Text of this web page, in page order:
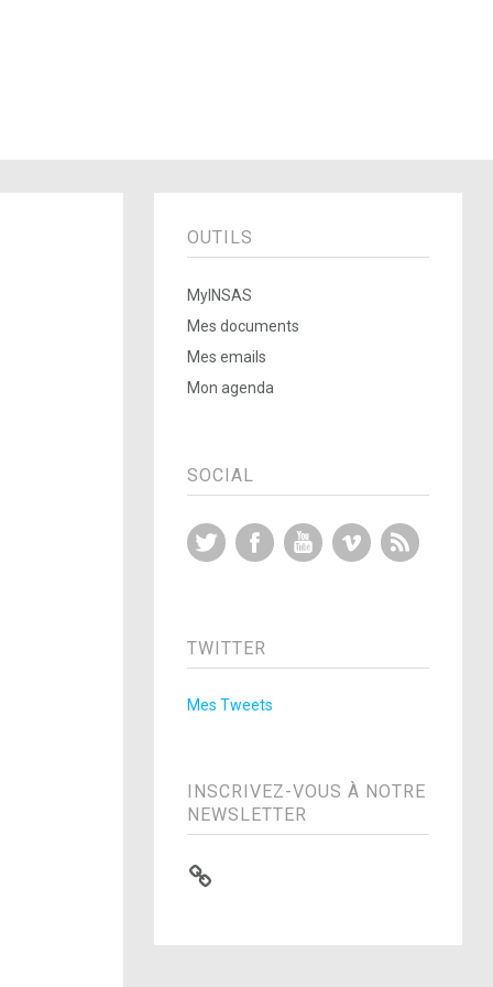
OUTILS
MyINSAS
Mes documents
Mes emails
Mon agenda
SOCIAL
Twitter FacebookYouTubeVimeo
TWITTER
Mes Tweets
INSCRIVEZ-VOUS À NOTRE
NEWSLETTER